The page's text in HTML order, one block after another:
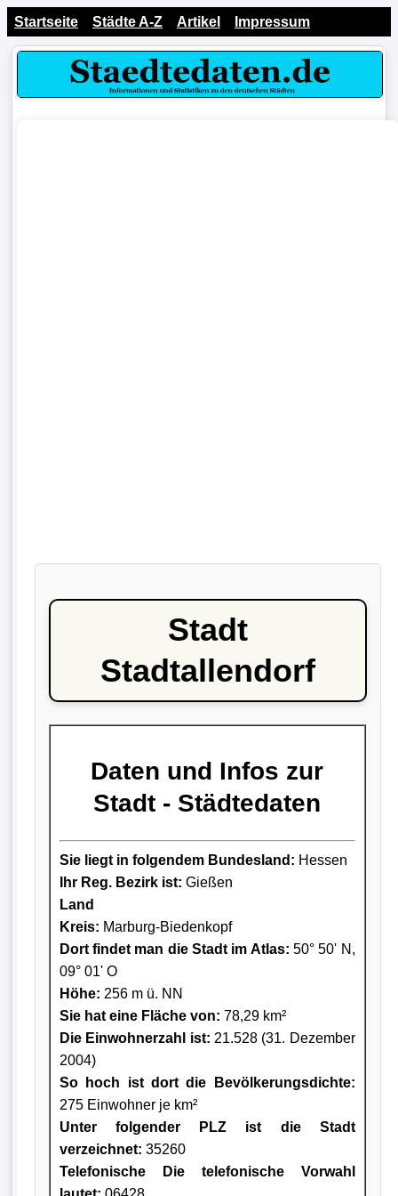
Startseite Städte A-Z Artikel Impressum
Stadt
Stadtallendorf
Daten und Infos zur
Stadt - Städtedaten
Sie liegt in folgendem Bundesland: Hessen
Ihr Reg. Bezirk ist: Gießen
Land
Kreis: Marburg-Biedenkopf
Dort findet man die Stadt im Atlas: 50° 50' N,
09° 01' O
Höhe: 256 m ü. NN
Sie hat eine Fläche von: 78,29 km²
Die Einwohnerzahl ist: 21.528 (31. Dezember
2004)
So hoch ist dort die Bevölkerungsdichte:
275 Einwohner je km²
Unter folgender PLZ ist die Stadt
verzeichnet: 35260
Telefonische Die telefonische Vorwahl